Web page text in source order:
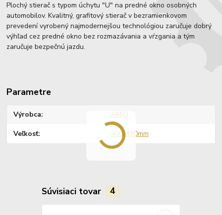
Plochý stierač s typom úchytu "U" na predné okno osobných
automobilov. Kvalitný, grafitový stierač v bezramienkovom
prevedení vyrobený najmodernejšou technológiou zaručuje dobrý
výhľad cez predné okno bez rozmazávania a vŕzgania a tým
zaručuje bezpečnú jazdu.
Parametre
Výrobca AMiO
Veľkosť 400-480mm
Súvisiaci tovar 4